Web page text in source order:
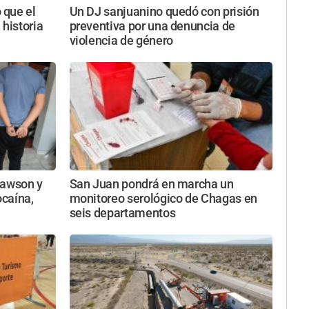
el
historia
Un DJ sanjuanino quedó con prisión
preventiva por una denuncia de
violencia de género
y
San Juan pondrá en marcha un
monitoreo serológico de Chagas en
seis departamentos